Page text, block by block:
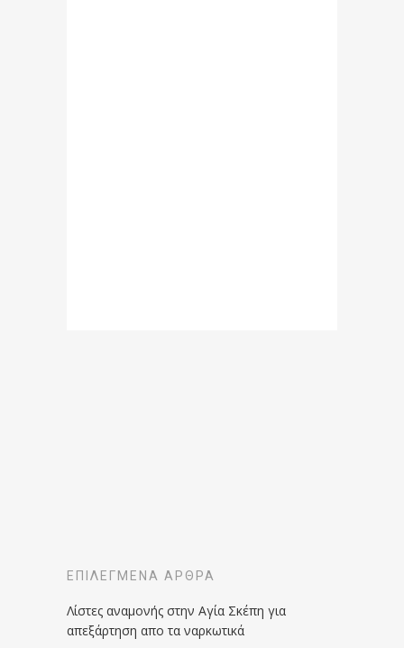
ΕΠΙΛΕΓΜΈΝΑ ΆΡΘΡΑ
Λίστες αναμονής στην Αγία Σκέπη για
απεξάρτηση απο τα ναρκωτικά